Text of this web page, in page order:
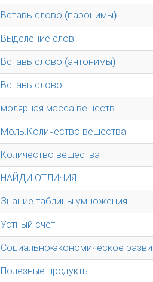
Вставь слово (паронимы)
Выделение слов
Вставь слово (антонимы)
Вставь слово
молярная масса веществ
Моль.Количество вещества
Количество вещества
НАЙДИ ОТЛИЧИЯ
Знание таблицы умножения
Устный счет
Социально-экономическое
Полезные продукты